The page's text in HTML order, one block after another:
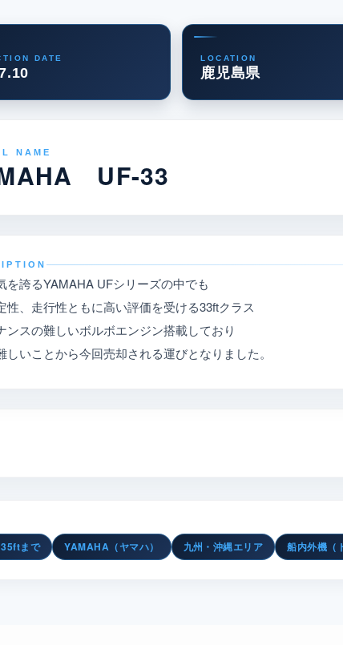
DATE LOCATION
鹿児島県
NAME
UF-33
を誇るYAMAHA UFシリーズの中でも
性、走行性ともに高い評価を受ける33ftクラス
ンスの難しいボルボエンジン搭載しており
しいことから今回売却される運びとなりました。
まで YAMAHA（ヤマハ） 九州・沖縄エリア 船内外機（